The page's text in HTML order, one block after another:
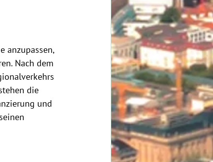
anzupassen,
Nach dem
die
und